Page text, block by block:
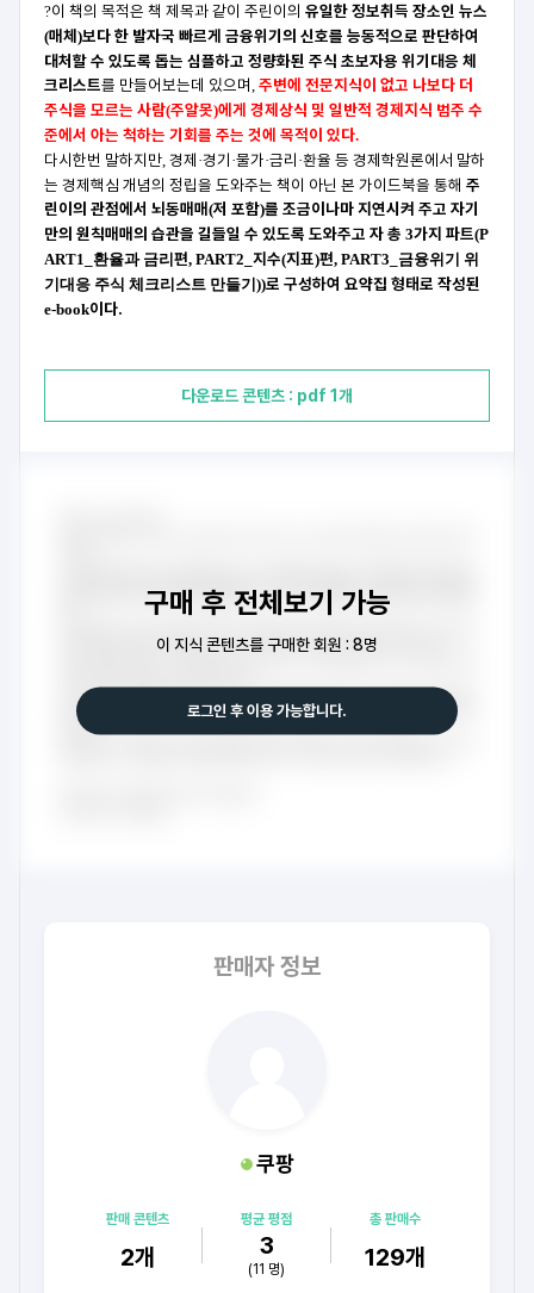
판매자 정보
쿠팡
판매 콘텐츠
2개
평균 평점
3
(11 명)
총 판매수
129개
?이 책의 목적은 책 제목과 같이 주린이의 유일한 정보취득 장소인 뉴스
(매체)보다 한 발자국 빠르게 금융위기의 신호를 능동적으로 판단하여
대처할 수 있도록 돕는 심플하고 정량화된 주식 초보자용 위기대응 체
크리스트를 만들어보는데 있으며, 주변에 전문지식이 없고 나보다 더
주식을 모르는 사람(주알못)에게 경제상식 및 일반적 경제지식 범주 수
준에서 아는 척하는 기회를 주는 것에 목적이 있다.
다시한번 말하지만, 경제 ·경기 ·물가·금리 ·환율 등 경제학원론에서 말하
는 경제핵심 개념의 정립을 도와주는 책이 아닌 본 가이드북을 통해 주
린이의 관점에서 뇌동매매(저 포함)를 조금이나마 지연시켜 주고 자기
만의 원칙매매의 습관을 길들일 수 있도록 도와주고 자 총 3가지 파트(P
ART1_환율과 금리 편, PART2_ 지수(지표)편, PART3_금융위기 위
기대응 주식 체크리스트 만들기))로 구성하여 요약집 형태로 작성된
e-book이다.
다운로드 콘텐츠 : pdf 1개
구매 후 전체보기 가능
이 지식 콘텐츠를 구매한 회원 : 8명
로그인 후 이용 가능합니다.